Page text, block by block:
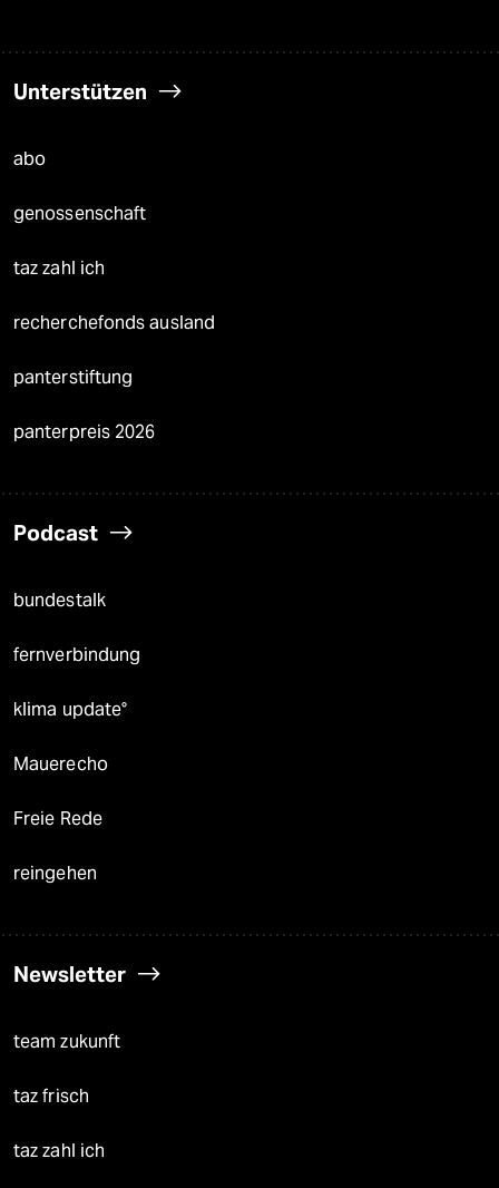
Unterstützen
abo
genossenschaft
taz zahl ich
recherchefonds ausland
panterstiftung
panterpreis 2026
Podcast
bundestalk
fernverbindung
klima update°
Mauerecho
Freie Rede
reingehen
Newsletter
team zukunft
taz frisch
taz zahl ich